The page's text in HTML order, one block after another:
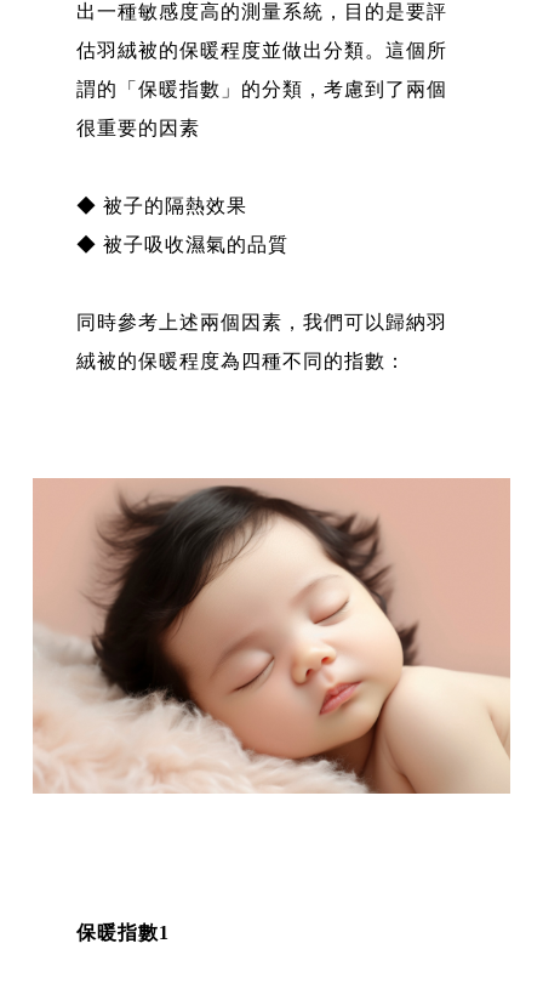
出一種敏感度高的測量系統，目的是要評
估羽絨被的保暖程度並做出分類。這個所
謂的「保暖指數」的分類，考慮到了兩個
很重要的因素
◆ 被子的隔熱效果
◆ 被子吸收濕氣的品質
同時參考上述兩個因素，我們可以歸納羽
絨被的保暖程度為四種不同的指數：
保暖指數1